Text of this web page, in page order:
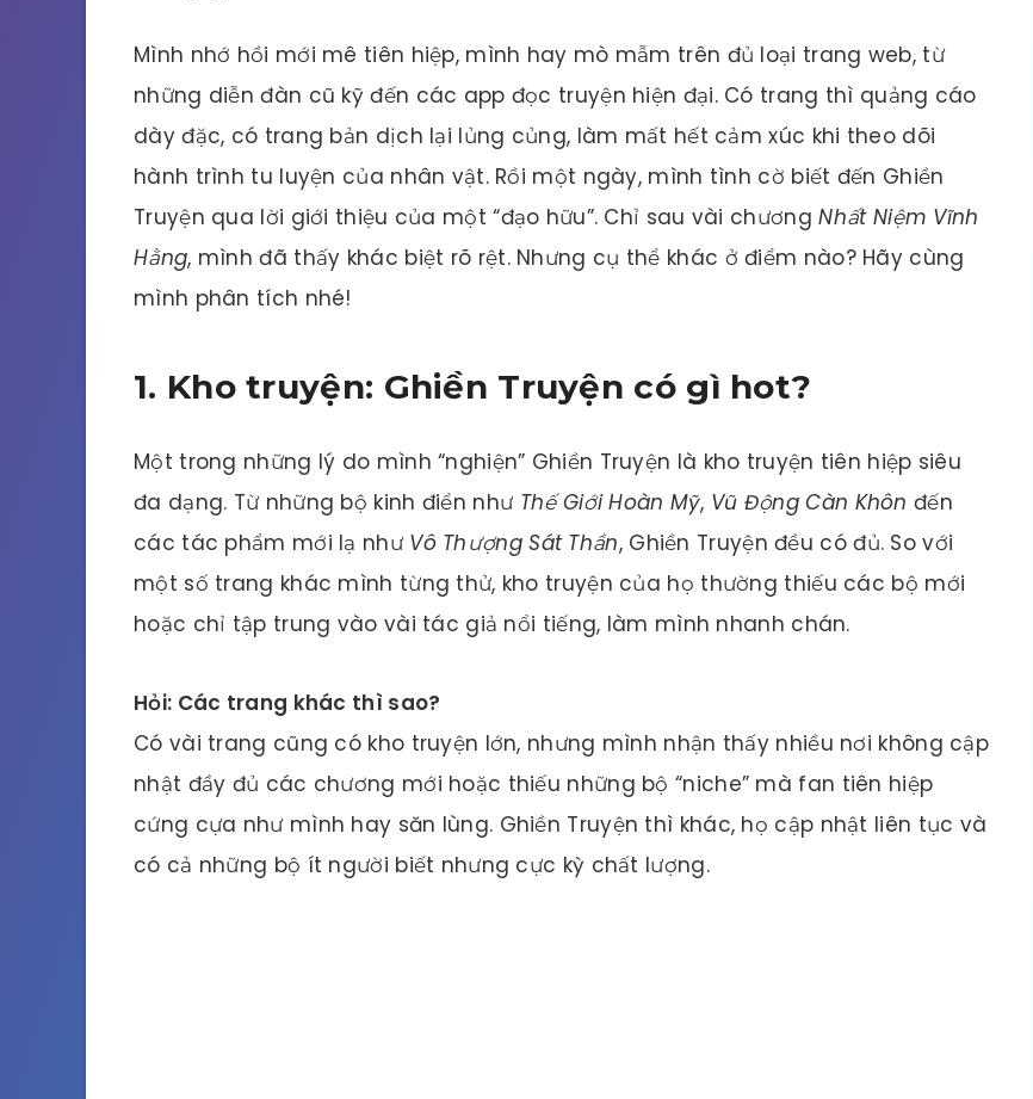
Mình nhớ hồi mới mê tiên hiệp, mình hay mò mẫm trên đủ loại trang web, từ
những diễn đàn cũ kỹ đến các app đọc truyện hiện đại. Có trang thì quảng cáo
dày đặc, có trang bản dịch lại lủng củng, làm mất hết cảm xúc khi theo dõi
hành trình tu luyện của nhân vật. Rồi một ngày, mình tình cờ biết đến Ghiền
Truyện qua lời giới thiệu của một “đạo hữu”. Chỉ sau vài chươngNhất Niệm Vĩnh
Hằng, mình đã thấy khác biệt rõ rệt. Nhưng cụ thể khác ở điểm nào? Hãy cùng
mình phân tích nhé!
1. Kho truyện: Ghiền Truyện có gì hot?
Một trong những lý do mình “nghiện” Ghiền Truyện là kho truyện tiên hiệp siêu
đa dạng. Từ những bộ kinh điển như Thế Giới Hoàn Mỹ, Vũ Động Càn Khôn đến
các tác phẩm mới lạ như Vô Thượng Sát Thần, Ghiền Truyện đều có đủ. So với
một số trang khác mình từng thử, kho truyện của họ thường thiếu các bộ mới
hoặc chỉ tập trung vào vài tác giả nổi tiếng, làm mình nhanh chán.
Hỏi: Các trang khác thì sao?
Có vài trang cũng có kho truyện lớn, nhưng mình nhận thấy nhiều nơi không cập
nhật đầy đủ các chương mới hoặc thiếu những bộ “niche” mà fan tiên hiệp
cứng cựa như mình hay săn lùng. Ghiền Truyện thì khác, họ cập nhật liên tục và
có cả những bộ ít người biết nhưng cực kỳ chất lượng.